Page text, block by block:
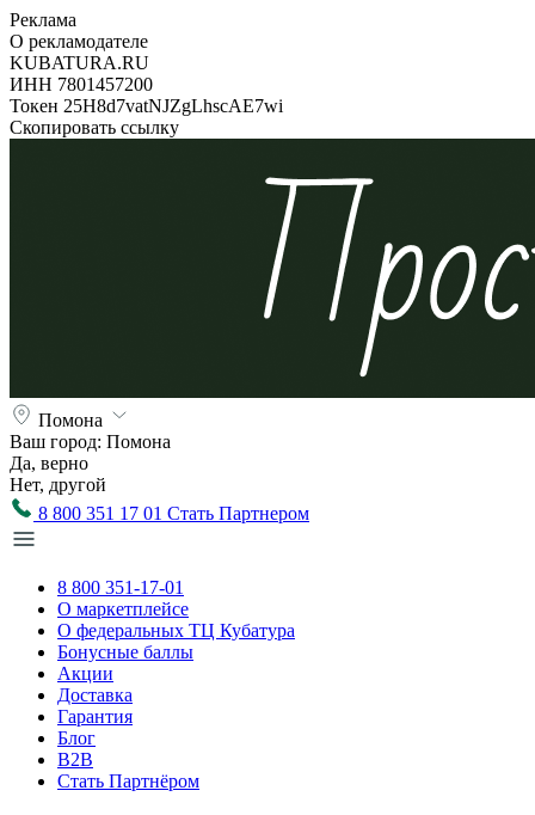
Реклама
О рекламодателе
KUBATURA.RU
ИНН 7801457200
Токен 25H8d7vatNJZgLhscAE7wi
Скопировать ссылку
Помона
Ваш город: Помона
Да, верно
Нет, другой
8 800 351 17 01 Стать Партнером
8 800 351-17-01
О маркетплейсе
О федеральных ТЦ Кубатура
Бонусные баллы
Акции
Доставка
Гарантия
Блог
B2B
Стать Партнёром